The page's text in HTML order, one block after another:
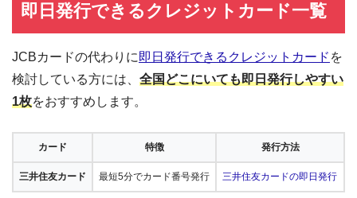
即日発行できるクレジットカード一覧
JCBカードの代わりに 即日発行できるクレジットカード を
検討している方には、 全国どこにいても即日発行しやすい
1枚をおすすめします。
カード 特徴 発行方法
三井住友カード 最短5分でカード番号発行 三井住友カードの即日発行